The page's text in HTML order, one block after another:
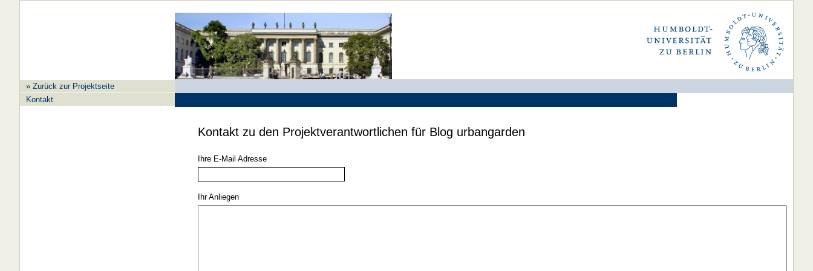
» Zurück zur Projektseite
Kontakt
Kontakt zu den Projektverantwortlichen für Blog urbangarden
Ihre E-Mail Adresse
Ihr Anliegen